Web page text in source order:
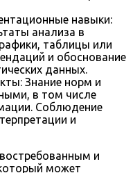
навыки:
анализа в
таблицы или
и обоснование
данных.
Знание норм и
в том числе
Соблюдение
и
и
может